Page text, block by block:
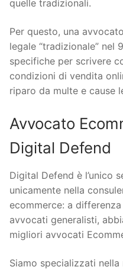
quelle tradizionali.
Per questo, una
legale “tradizionale” nel
specifiche per scrivere
condizioni di vendita
riparo da multe e cause
Avvocato
Digital Defend
Digital Defend è l’unico
unicamente nella
ecommerce: a
avvocati generalisti,
migliori avvocati
Siamo specializzati nella